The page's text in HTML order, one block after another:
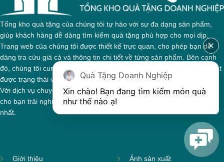
Tổng kho quà tặng của chúng tôi tự hào với sự đa dạng sản phẩm,
giúp khách hàng dễ dàng tìm kiếm quà tặng phù hợp cho mọi dịp.
Trang web của chúng tôi được thiết kế trực quan, cho phép bạn dễ
dàng tra cứu giá cả và thông tin chi tiết về từng sản phẩm. Bên cạnh
đó, chúng tôi cung cấp hệ thống theo dõi đơn hàng, giúp bạn nắm bắt
được trạng thái và giai đoạn xử lý của đơn hàng một cách thuận tiện.
Với dịch vụ chuyên nghiệp và tận tâm, chúng tôi cam kết mang đến
cho bạn trải nghiệm mua sắm tuyệt vời và những món quà ý nghĩa
nhất.
Giới thiệu Ảnh sản xuất
Quà Tặng Doanh Nghiệp
Xin chào! Bạn đang tìm kiếm món quà
như thế nào ạ!